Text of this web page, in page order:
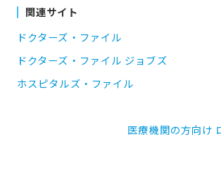
関連サイト
ドクターズ・ファイル
ドクターズ・ファイル ジョブズ
ホスピタルズ・ファイル
医療機関の方向け